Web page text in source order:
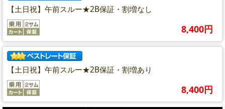
【土日祝】午前スルー★2B保証・割増なし
8,400円
【土日祝】午前スルー★2B保証・割増あり
8,400円